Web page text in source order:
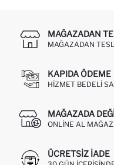
MAĞAZADAN
MAĞAZADAN
KAPIDA ÖDEME
HIZMET BEDELI
MAĞAZADA
ONLINE AL
ÜCRETSIZ IADE